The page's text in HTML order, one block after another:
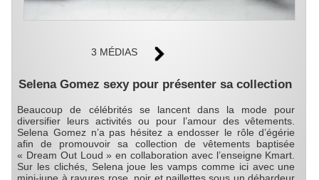
3 MÉDIAS
Selena Gomez sexy pour présenter sa collection
Beaucoup de célébrités se lancent dans la mode pour
diversifier leurs activités ou pour l’amour des vêtements.
Selena Gomez n’a pas hésitez a endosser le rôle d’égérie
afin de promouvoir sa collection de vêtements baptisée
« Dream Out Loud » en collaboration avec l’enseigne Kmart.
Sur les clichés, Selena joue les vamps comme ici avec une